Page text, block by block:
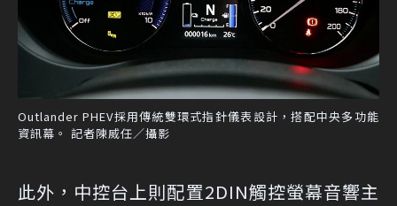
Outlander PHEV採用傳統雙環式指針儀表設計，搭配中央多功能
資訊幕。 記者陳威任／攝影
此外，中控台上則配置2DIN觸控螢幕音響主